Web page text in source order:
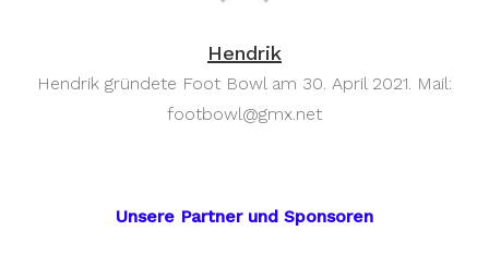
Hendrik
Hendrik gründete Foot Bowl am 30. April 2021. Mail:
footbowl@gmx.net
Unsere Partner und Sponsoren